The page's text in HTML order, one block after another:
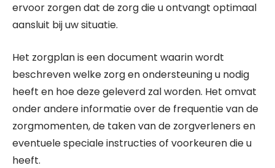
ervoor zorgen dat de zorg die u ontvangt optimaal
aansluit bij uw situatie.
Het zorgplan is een document waarin wordt
beschreven welke zorg en ondersteuning u nodig
heeft en hoe deze geleverd zal worden. Het omvat
onder andere informatie over de frequentie van de
zorgmomenten, de taken van de zorgverleners en
eventuele speciale instructies of voorkeuren die u
heeft.